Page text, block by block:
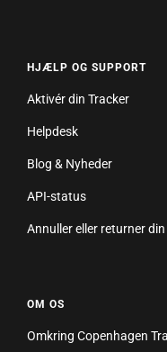
HJÆLP OG SUPPORT
Aktivér din Tracker
Helpdesk
Blog & Nyheder
API-status
Annuller eller returner
OM OS
Omkring Copenhagen